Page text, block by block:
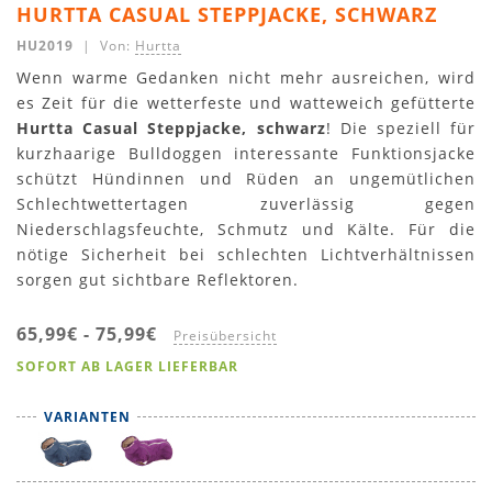
HURTTA CASUAL STEPPJACKE, SCHWARZ
HU2019 | Von: Hurtta
Wenn warme Gedanken nicht mehr ausreichen, wird
es Zeit für die wetterfeste und watteweich gefütterte
Hurtta Casual Steppjacke, schwarz! Die speziell für
kurzhaarige Bulldoggen interessante Funktionsjacke
schützt Hündinnen und Rüden an ungemütlichen
Schlechtwettertagen zuverlässig gegen
Niederschlagsfeuchte, Schmutz und Kälte. Für die
nötige Sicherheit bei schlechten Lichtverhältnissen
sorgen gut sichtbare Reflektoren.
65,99€ - 75,99€ Preisübersicht
SOFORT AB LAGER LIEFERBAR
VARIANTEN